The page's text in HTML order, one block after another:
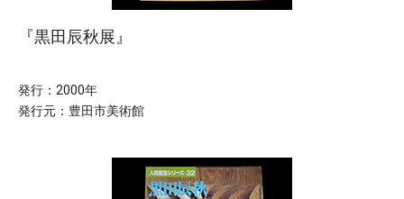
『黒田辰秋展』
発行：2000年
発行元：豊田市美術館